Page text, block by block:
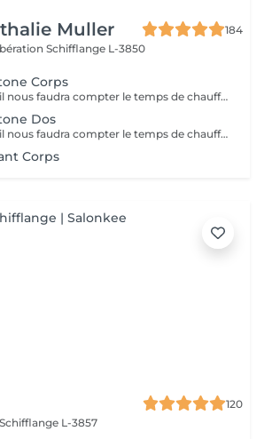
Muller
184
Schifflange L-3850
Corps
Pour ce massage il nous faudra compter le temps de chauffe de l'appareil alors prenez rendez vous à partir de 9h30 pour les soins le matin.
Dos
Pour ce massage il nous faudra compter le temps de chauffe des pierres Pour les soins le matin merci de prendre rendez vous à partir de 9h30
Corps
120
Schifflange L-3857